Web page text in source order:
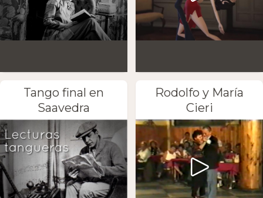
Tango final en
Saavedra
Rodolfo y María
Cieri